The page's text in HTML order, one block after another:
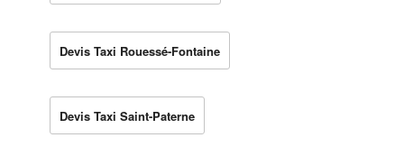
Devis Taxi Rouessé-Fontaine
Devis Taxi Saint-Paterne